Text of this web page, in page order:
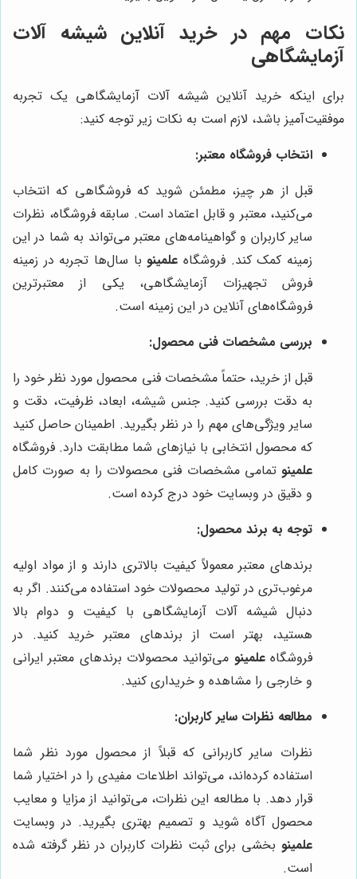
نکات مهم در خرید آنلاین شیشه آلات
آزمایشگاهی
برای اینکه خرید آنلاین شیشه آلات آزمایشگاهی یک تجربه
موفقیت‌آمیز باشد، لازم است به نکات زیر توجه کنید:
انتخاب فروشگاه معتبر:
قبل از هر چیز، مطمئن شوید که فروشگاهی که انتخاب
می‌کنید، معتبر و قابل اعتماد است. سابقه فروشگاه، نظرات
سایر کاربران و گواهینامه‌های معتبر می‌تواند به شما در این
زمینه کمک کند. فروشگاه علمینو با سال‌ها تجربه در زمینه
فروش تجهیزات آزمایشگاهی، یکی از معتبرترین
فروشگاه‌های آنلاین در این زمینه است.
بررسی مشخصات فنی محصول:
قبل از خرید، حتماً مشخصات فنی محصول مورد نظر خود را
به دقت بررسی کنید. جنس شیشه، ابعاد، ظرفیت، دقت و
سایر ویژگی‌های مهم را در نظر بگیرید. اطمینان حاصل کنید
که محصول انتخابی با نیازهای شما مطابقت دارد. فروشگاه
علمینو تمامی مشخصات فنی محصولات را به صورت کامل
و دقیق در وبسایت خود درج کرده است.
توجه به برند محصول:
برندهای معتبر معمولاً کیفیت بالاتری دارند و از مواد اولیه
مرغوب‌تری در تولید محصولات خود استفاده می‌کنند. اگر به
دنبال شیشه آلات آزمایشگاهی با کیفیت و دوام بالا
هستید، بهتر است از برندهای معتبر خرید کنید. در
فروشگاهعلمینو می‌توانید محصولات برندهای معتبر ایرانی
و خارجی را مشاهده و خریداری کنید.
مطالعه نظرات سایر کاربران:
نظرات سایر کاربرانی که قبلاً از محصول مورد نظر شما
استفاده کرده‌اند، می‌تواند اطلاعات مفیدی را در اختیار شما
قرار دهد. با مطالعه این نظرات، می‌توانید از مزایا و معایب
محصول آگاه شوید و تصمیم بهتری بگیرید. در وبسایت
علمینو بخشی برای ثبت نظرات کاربران در نظر گرفته شده
است.